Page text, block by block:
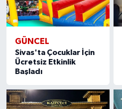
GÜNCEL
Sivas'ta Çocuklar İçin
Ücretsiz Etkinlik
Başladı